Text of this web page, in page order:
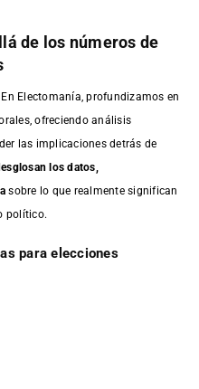
de los números de
Electomanía, profundizamos en
ofreciendo análisis
las implicaciones detrás de
los datos,
sobre lo que realmente significan
político.
para elecciones